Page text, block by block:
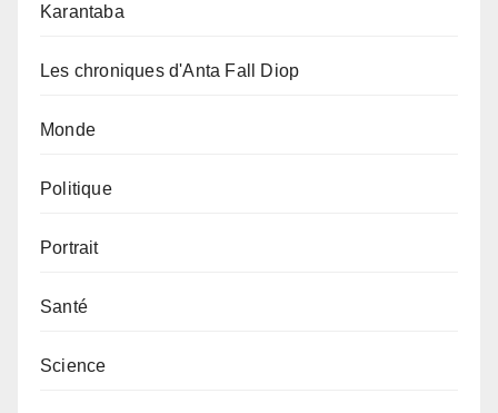
Karantaba
Les chroniques d'Anta Fall Diop
Monde
Politique
Portrait
Santé
Science